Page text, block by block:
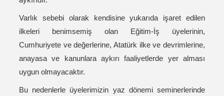
Varlık sebebi olarak kendisine yukarıda işaret edilen
ilkeleri benimsemiş olan Eğitim-İş üyelerinin,
Cumhuriyete ve değerlerine, Atatürk ilke ve devrimlerine,
anayasa ve kanunlara aykırı faaliyetlerde yer alması
uygun olmayacaktır.
Bu nedenlerle üyelerimizin yaz dönemi seminerlerinde